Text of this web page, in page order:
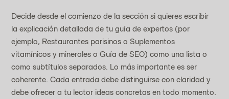
Decide desde el comienzo de la sección si quieres escribir
la explicación detallada de tu guía de expertos (por
ejemplo, Restaurantes parisinos o Suplementos
vitamínicos y minerales o Guía de SEO) como una lista o
como subtítulos separados. Lo más importante es ser
coherente. Cada entrada debe distinguirse con claridad y
debe ofrecer a tu lector ideas concretas en todo momento.